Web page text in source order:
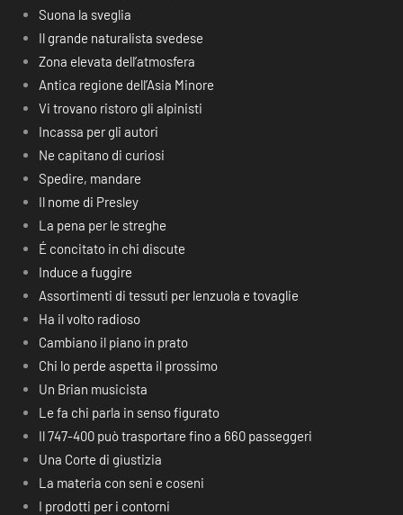
Suona la sveglia
Il grande naturalista svedese
Zona elevata dell’atmosfera
Antica regione dell’Asia Minore
Vi trovano ristoro gli alpinisti
Incassa per gli autori
Ne capitano di curiosi
Spedire, mandare
Il nome di Presley
La pena per le streghe
É concitato in chi discute
Induce a fuggire
Assortimenti di tessuti per lenzuola e tovaglie
Ha il volto radioso
Cambiano il piano in prato
Chi lo perde aspetta il prossimo
Un Brian musicista
Le fa chi parla in senso figurato
Il 747-400 può trasportare fino a 660 passeggeri
Una Corte di giustizia
La materia con seni e coseni
I prodotti per i contorni